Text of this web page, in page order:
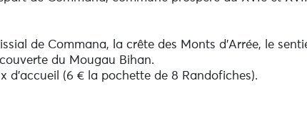
de Commana, la crête des Monts d'Arrée, le
du Mougau Bihan.
d'accueil (6 € la pochette de 8 Randofiches).